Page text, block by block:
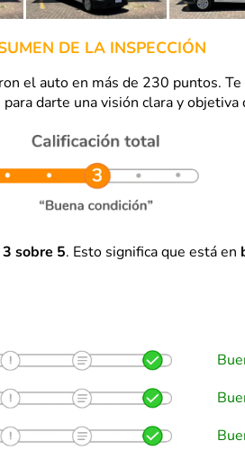
DE LA INSPECCIÓN
el auto en más de 230 puntos.
darte una visión clara y objetiva
sobre 5. Esto significa que está en